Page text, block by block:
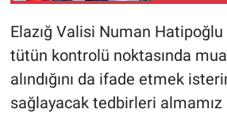
Elazığ Valisi Numan
tütün kontrolü noktasında
alındığını da ifade etmek
sağlayacak tedbirleri almamız